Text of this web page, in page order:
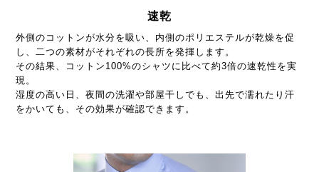
速乾
外側のコットンが水分を吸い、内側のポリエステルが乾燥を促
し、二つの素材がそれぞれの長所を発揮します。
その結果、コットン100%のシャツに比べて約3倍の速乾性を実
現。
湿度の高い日、夜間の洗濯や部屋干しでも、出先で濡れたり汗
をかいても、その効果が確認できます。